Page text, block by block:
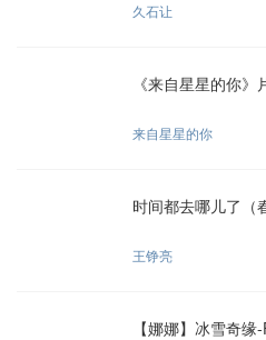
久石让
《来自星星的你
来自星星的你
时间都去哪儿了（
王铮亮
【娜娜】冰雪奇